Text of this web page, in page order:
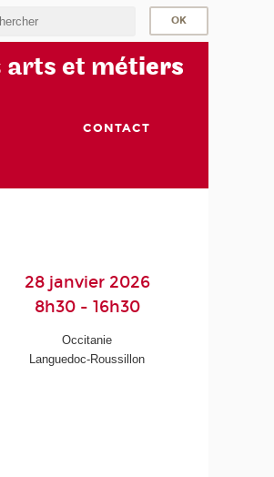
arts et métiers
CONTACT
28 janvier 2026
8h30 - 16h30
Occitanie
Languedoc-Roussillon